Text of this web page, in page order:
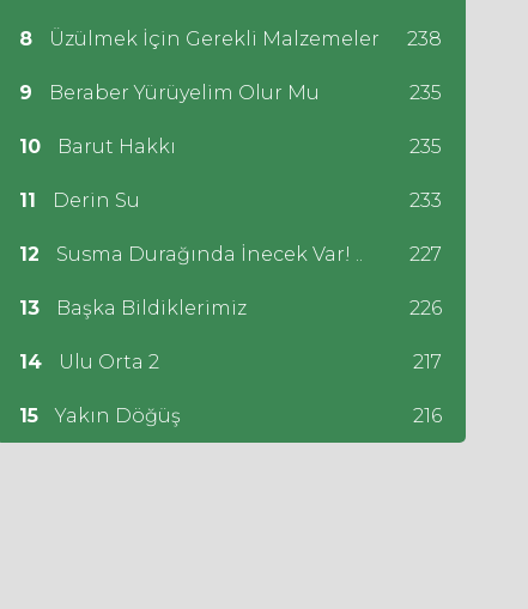
8 Üzülmek İçin Gerekli Malzemeler 238
9 Beraber Yürüyelim Olur Mu 235
10 Barut Hakkı 235
11 Derin Su 233
12 Susma Durağında İnecek Var! .. 227
13 Başka Bildiklerimiz 226
14 Ulu Orta 2 217
15 Yakın Döğüş 216